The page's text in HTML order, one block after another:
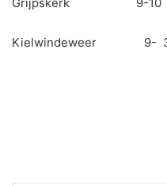
Kielwindeweer 9-